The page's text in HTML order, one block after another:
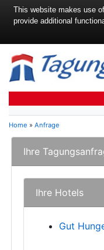
Home » Anfrage
Ihre
Ihre Hotels
Gut
This website makes use
provide additional